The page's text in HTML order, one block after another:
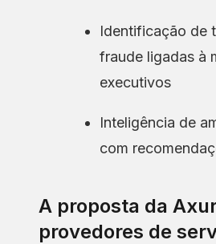
Identificação de
fraude ligadas à
executivos
Inteligência de
com
A proposta da
provedores de